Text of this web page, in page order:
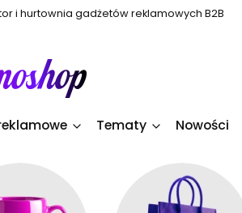
i hurtownia gadżetów reklamowych B2B
Tematy Nowości